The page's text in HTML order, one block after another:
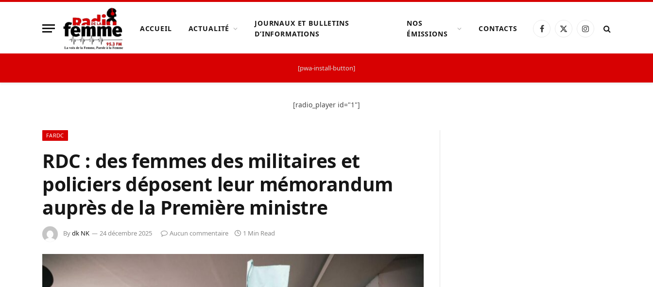
ACCUEIL ACTUALITÉ
JOURNAUX ET BULLETINS
D’INFORMATIONS
NOS
ÉMISSIONS
CONTACTS Facebook
X
Instagram
[pwa-install-button]
[radio_player id="1"]
FARDC
RDC : des femmes des militaires et
policiers déposent leur mémorandum
auprès de la Première ministre
Bydk NK 24 décembre 2025 Aucun commentaire 1 Min Read